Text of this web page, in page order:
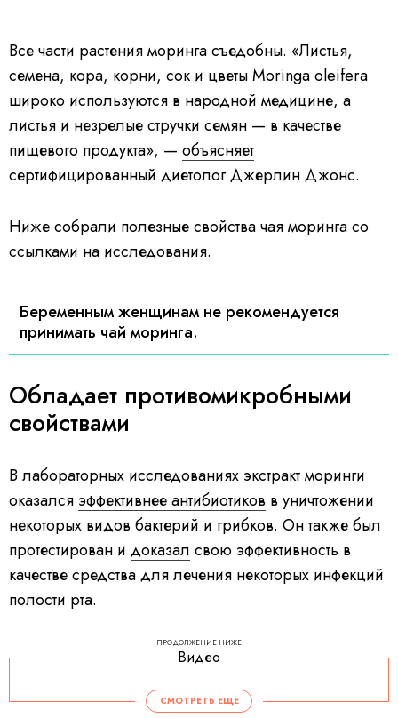
Все части растения моринга съедобны. «Листья,
семена, кора, корни, сок и цветы Moringa oleifera
широко используются в народной медицине, а
листья и незрелые стручки семян — в качестве
пищевого продукта», — объясняет
сертифицированный диетолог Джерлин Джонс.
Ниже собрали полезные свойства чая моринга со
ссылками на исследования.
Беременным женщинам не рекомендуется
принимать чай моринга.
Обладает противомикробными
свойствами
В лабораторных исследованиях экстракт моринги
оказался эффективнее антибиотиков в уничтожении
некоторых видов бактерий и грибков. Он также был
протестирован и доказал свою эффективность в
качестве средства для лечения некоторых инфекций
полости рта.
ПРОДОЛЖЕНИЕ НИЖЕ
Видео
СМОТРЕТЬ ЕЩЕ